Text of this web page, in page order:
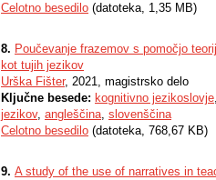
Celotno besedilo (datoteka, 1,35 MB)
8. Poučevanje frazemov s pomočjo
kot tujih jezikov
Urška Fišter, 2021, magistrsko delo
Ključne besede: kognitivno jezikoslovje
jezikov, angleščina, slovenščina
Celotno besedilo (datoteka, 768,67 KB)
9. A study of the use of narratives in